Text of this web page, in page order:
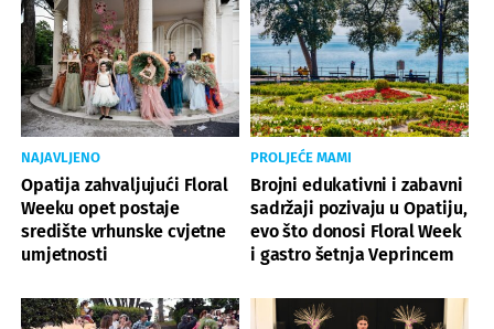
NAJAVLJENO
Opatija zahvaljujući Floral
Weeku opet postaje
središte vrhunske cvjetne
umjetnosti
PROLJEĆE MAMI
Brojni edukativni i zabavni
sadržaji pozivaju u Opatiju,
evo što donosi Floral Week
i gastro šetnja Veprincem